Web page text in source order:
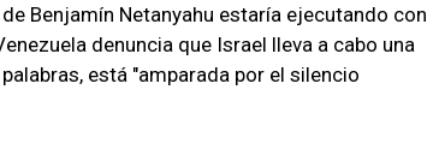
Benjamín Netanyahu estaría ejecutando con
denuncia que Israel lleva a cabo una
está "amparada por el silencio